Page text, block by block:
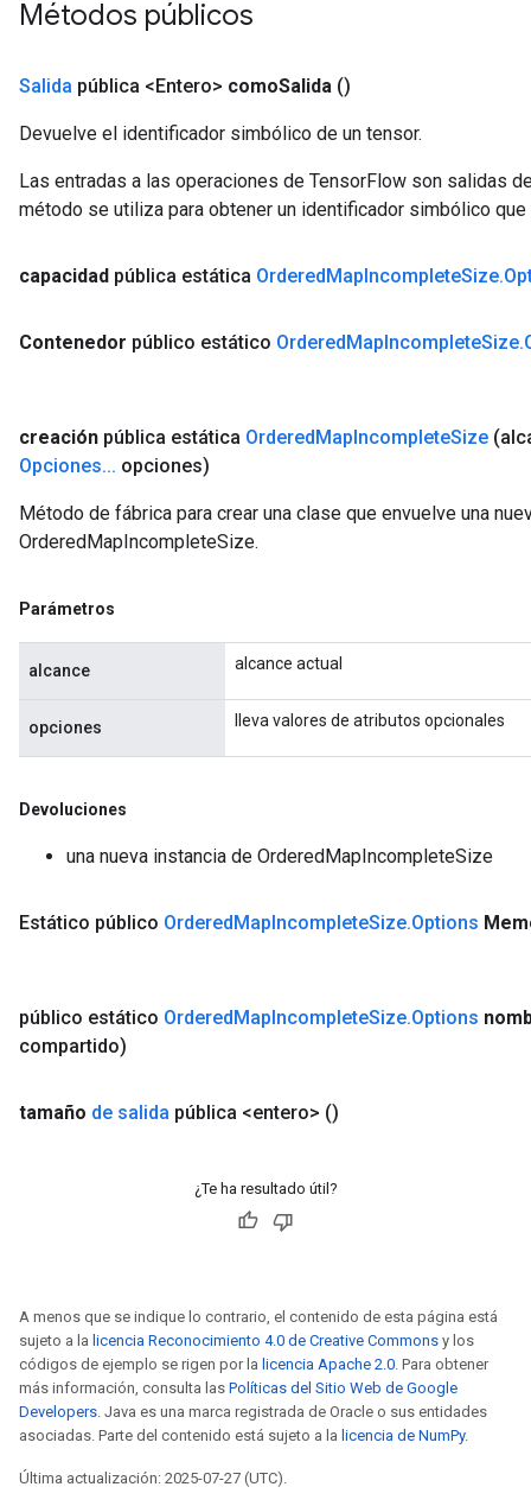
Métodos públicos
Salida pública <Entero> comoSalida ()
Devuelve el identificador simbólico de un tensor.
Las entradas a las operaciones de TensorFlow son salidas
método se utiliza para obtener un identificador simbólico
capacidad pública estática OrderedMapIncompleteSize.
Contenedor público estático OrderedMapIncompleteSize.
creación pública estática OrderedMapIncompleteSize
Opciones... opciones)
Método de fábrica para crear una clase que envuelve una
OrderedMapIncompleteSize.
Parámetros
alcance alcance actual
opciones lleva valores de atributos opcionales
Devoluciones
una nueva instancia de OrderedMapIncompleteSize
Estático público OrderedMapIncompleteSize.Options
público estático OrderedMapIncompleteSize.Options
compartido)
tamaño de salida pública <entero> ()
¿Te ha resultado útil?
A menos que se indique lo contrario, el contenido de esta página está
sujeto a la licencia Reconocimiento 4.0 de Creative Commons y los
códigos de ejemplo se rigen por la licencia Apache 2.0. Para obtener
más información, consulta las Políticas del Sitio Web de Google
Developers. Java es una marca registrada de Oracle o sus entidades
asociadas. Parte del contenido está sujeto a la licencia de NumPy.
Última actualización: 2025-07-27 (UTC).